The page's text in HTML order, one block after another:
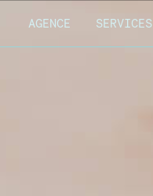
AGENCE SERVICES